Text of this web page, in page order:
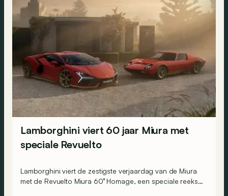
Lamborghini viert 60 jaar Miura met
speciale Revuelto
Lamborghini viert de zestigste verjaardag van de Miura
met de Revuelto Miura 60° Homage, een speciale reeks